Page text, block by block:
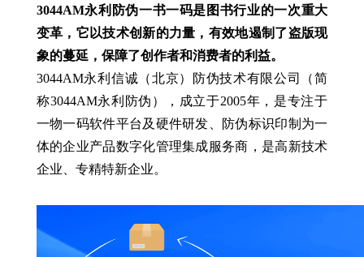
3044AM永利防伪一书一码是图书行业的一次重大
变革，它以技术创新的力量，有效地遏制了盗版现
象的蔓延，保障了创作者和消费者的利益。
3044AM永利信诚（北京）防伪技术有限公司（简
称3044AM永利防伪），成立于2005年，是专注于
一物一码软件平台及硬件研发、防伪标识印制为一
体的企业产品数字化管理集成服务商，是高新技术
企业、专精特新企业。